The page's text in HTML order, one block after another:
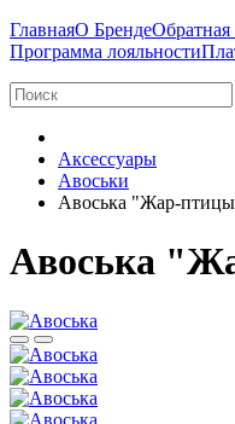
ГлавнаяО БрендеОбратная
Программа лояльности
Аксессуары
Авоськи
Авоська "Жар-
Авоська